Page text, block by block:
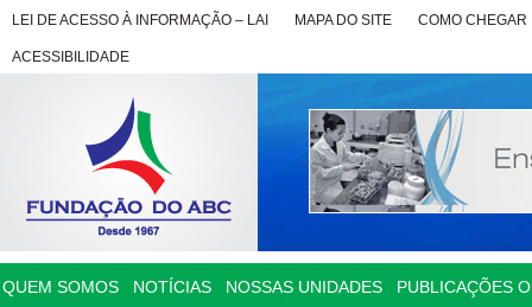
LEI DE ACESSO À INFORMAÇÃO – LAI MAPA DO SITE COMO CHEGAR
ACESSIBILIDADE
QUEM SOMOS NOTÍCIAS NOSSAS UNIDADES PUBLICAÇÕES